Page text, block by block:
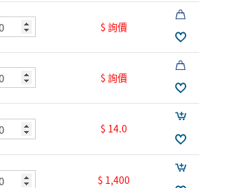
$ 詢價
$ 詢價
$ 14.0
$ 1,400